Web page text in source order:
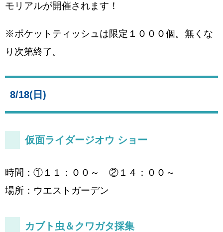
モリアルが開催されます！
※ポケットティッシュは限定１０００個。無くな
り次第終了。
8/18(日)
仮面ライダージオウ ショー
時間：①１１：００～ ②１４：００～
場所：ウエストガーデン
カブト虫＆クワガタ採集